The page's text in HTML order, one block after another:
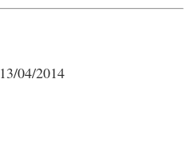
13/04/2014